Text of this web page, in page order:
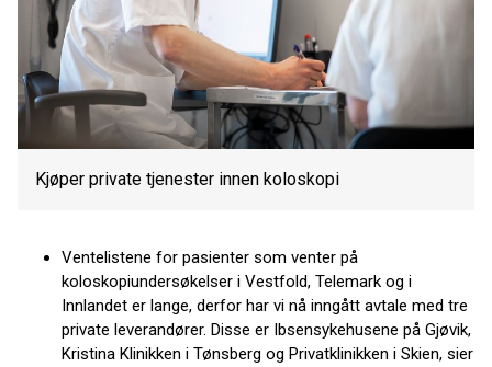
Kjøper private tjenester innen koloskopi
Ventelistene for pasienter som venter på
koloskopiundersøkelser i Vestfold, Telemark og i
Innlandet er lange, derfor har vi nå inngått avtale med tre
private leverandører. Disse er Ibsensykehusene på Gjøvik,
Kristina Klinikken i Tønsberg og Privatklinikken i Skien, sier